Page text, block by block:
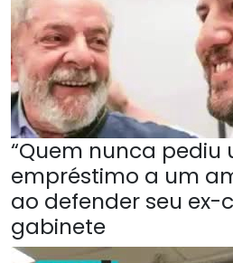
“Quem nunca pediu
empréstimo a um
ao defender seu ex-
gabinete